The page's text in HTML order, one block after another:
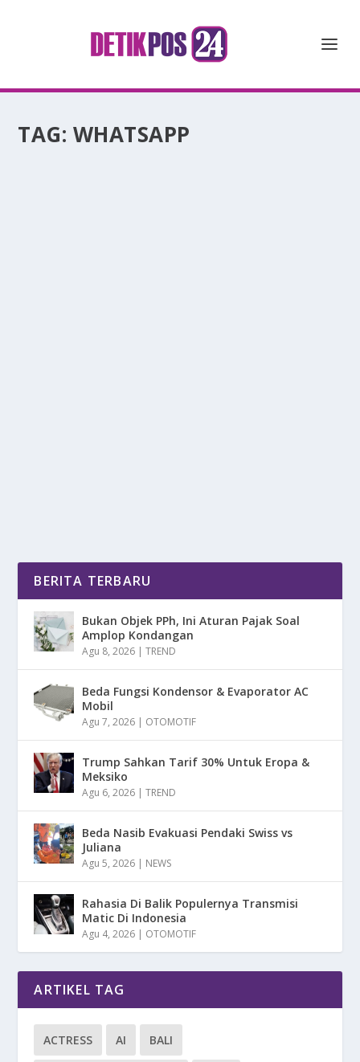
TAG: WHATSAPP
BERITA TERBARU
Bukan Objek PPh, Ini Aturan Pajak Soal
Amplop Kondangan
Agu 8, 2026 |TREND
Beda Fungsi Kondensor & Evaporator AC
Mobil
Agu 7, 2026 | OTOMOTIF
Trump Sahkan Tarif 30% Untuk Eropa &
Meksiko
Agu 6, 2026 |TREND
Beda Nasib Evakuasi Pendaki Swiss vs
Juliana
Agu 5, 2026 | NEWS
Rahasia Di Balik Populernya Transmisi
Matic Di Indonesia
Agu 4, 2026 | OTOMOTIF
ARTIKEL TAG
ACTRESS AI BALI